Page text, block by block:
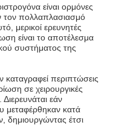
είναι ορμόνες
τον πολλαπλασιασμό
μερικοί ερευνητές
είναι το αποτέλεσμα
συστήματος της
καταγραφεί περιπτώσεις
σε χειρουργικές
εάν
μεταφέρθηκαν κατά
δημιουργώντας έτσι